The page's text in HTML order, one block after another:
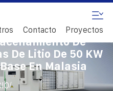
Contacto Proyectos
De
De Litio De 50 KW
En Malasia
/